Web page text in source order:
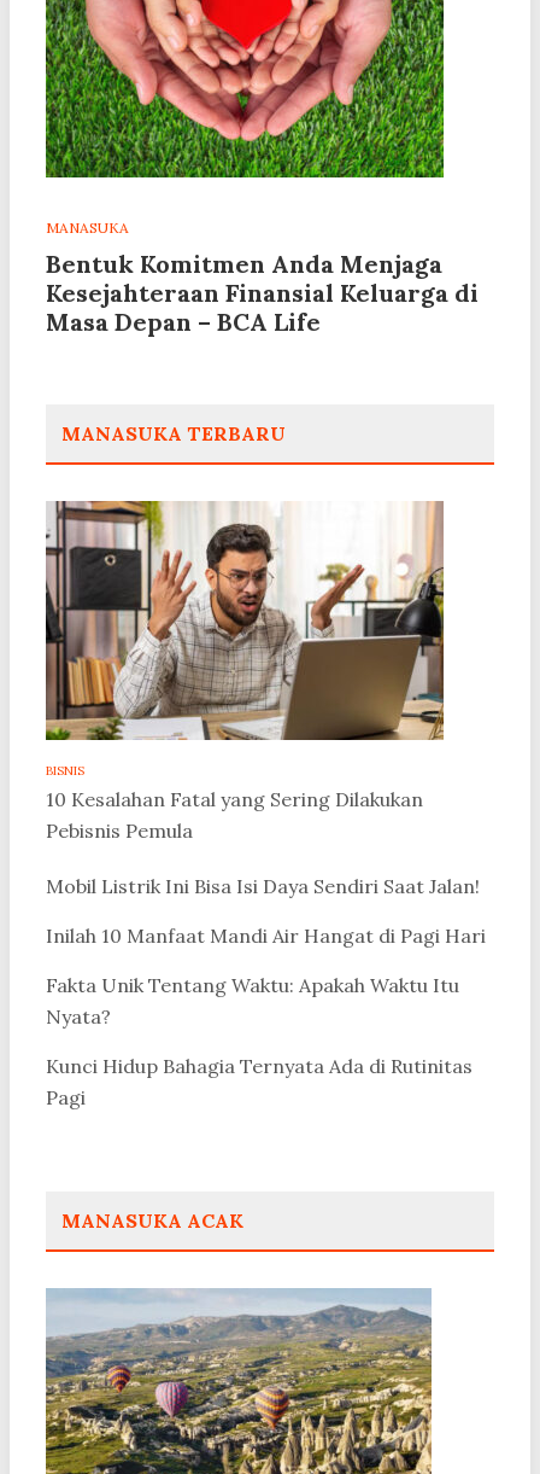
MANASUKA
Bentuk Komitmen Anda Menjaga
Kesejahteraan Finansial Keluarga di
Masa Depan – BCA Life
MANASUKA TERBARU
BISNIS
10 Kesalahan Fatal yang Sering Dilakukan
Pebisnis Pemula
Mobil Listrik Ini Bisa Isi Daya Sendiri Saat Jalan!
Inilah 10 Manfaat Mandi Air Hangat di Pagi Hari
Fakta Unik Tentang Waktu: Apakah Waktu Itu
Nyata?
Kunci Hidup Bahagia Ternyata Ada di Rutinitas
Pagi
MANASUKA ACAK